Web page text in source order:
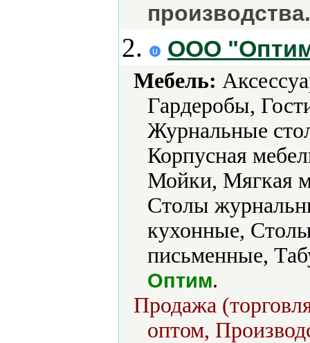
2. ООО
Мебель:
Гардеробы,
Журнальные
Корпусная
Мойки, Мягкая
Столы
кухонные,
письменные,
Оптим.
Продажа
оптом,